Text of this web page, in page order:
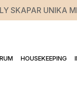
SKAPAR UNIKA
HOUSEKEEPING